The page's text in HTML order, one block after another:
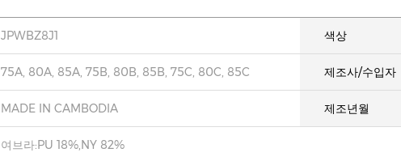
JPWBZ8J1 색상
75A, 80A, 85A, 75B, 80B, 85B, 75C, 80C, 85C 제조사/수입자
MADE IN CAMBODIA 제조년월
여브라:PU 18%,NY 82%